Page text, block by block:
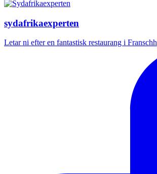
sydafrikaexperten
Letar ni efter en fantastisk restaurang i Franschh